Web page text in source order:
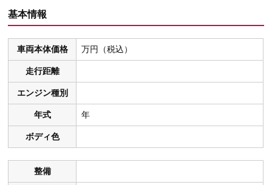
基本情報
車両本体価格 万円（税込）
走行距離
エンジン種別
年式 年
ボディ色
整備